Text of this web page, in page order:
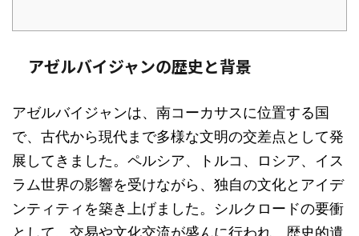
アゼルバイジャンの歴史と背景
アゼルバイジャンは、南コーカサスに位置する国
で、古代から現代まで多様な文明の交差点として発
展してきました。ペルシア、トルコ、ロシア、イス
ラム世界の影響を受けながら、独自の文化とアイデ
ンティティを築き上げました。シルクロードの要衝
として、交易や文化交流が盛んに行われ、歴史的遺